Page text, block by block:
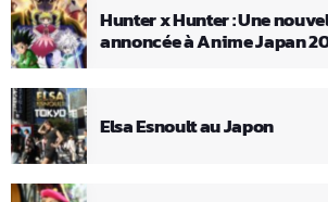
Hunter x Hunter : Une
annoncée à Anime Japan
Elsa Esnoult au Japon